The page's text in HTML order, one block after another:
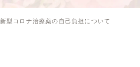
新型コロナ治療薬の自己負担について